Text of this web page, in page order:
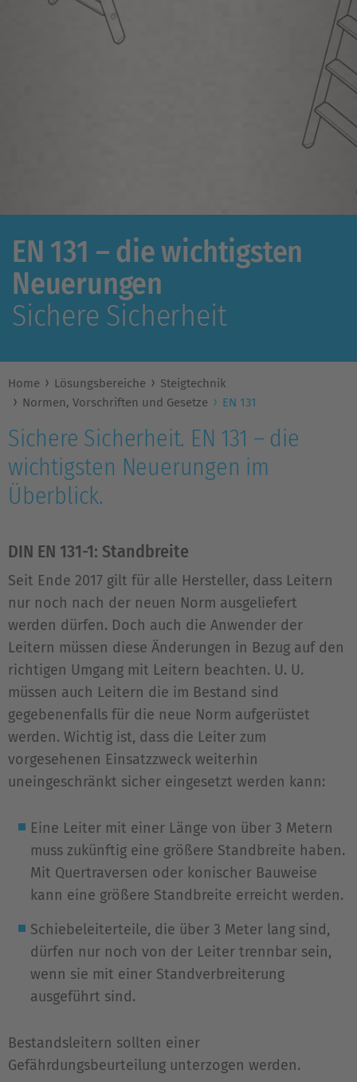
EN 131 – die wichtigsten
Neuerungen
Sichere Sicherheit
Home Lösungsbereiche
Steigtechnik
Normen, Vorschriften und Gesetze
EN 131
Sichere Sicherheit. EN 131 – die
wichtigsten Neuerungen im
Überblick.
DIN EN 131-1: Standbreite
Seit Ende 2017 gilt für alle Hersteller, dass Leitern
nur noch nach der neuen Norm ausgeliefert
werden dürfen. Doch auch die Anwender der
Leitern müssen diese Änderungen in Bezug auf den
richtigen Umgang mit Leitern beachten. U. U.
müssen auch Leitern die im Bestand sind
gegebenenfalls für die neue Norm aufgerüstet
werden. Wichtig ist, dass die Leiter zum
vorgesehenen Einsatzzweck weiterhin
uneingeschränkt sicher eingesetzt werden kann:
Eine Leiter mit einer Länge von über 3 Metern
muss zukünftig eine größere Standbreite haben.
Mit Quertraversen oder konischer Bauweise
kann eine größere Standbreite erreicht werden.
Schiebeleiterteile, die über 3 Meter lang sind,
dürfen nur noch von der Leiter trennbar sein,
wenn sie mit einer Standverbreiterung
ausgeführt sind.
Bestandsleitern sollten einer
Gefährdungsbeurteilung unterzogen werden.